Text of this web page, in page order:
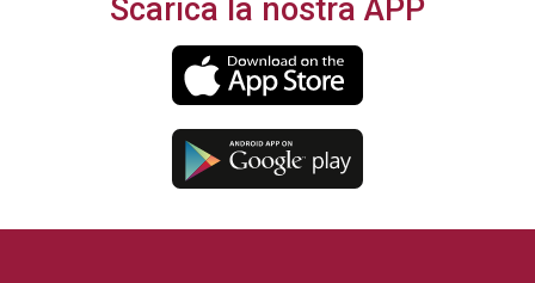
Scarica la nostra APP